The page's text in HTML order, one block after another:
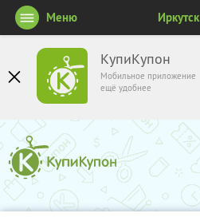
КупиКупон
Мобильное приложение
ещё удобнее
Меню Иркутск